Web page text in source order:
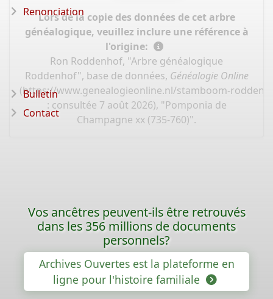
Lors de la copie des données de cet arbre
généalogique, veuillez inclure une référence à
l'origine:
Ron Roddenhof, "Arbre généalogique
Roddenhof", base de données, Généalogie Online
(https://www.genealogieonline.nl/stamboom-
: consultée 7 août 2026), "Pomponia de
Champagne xx (735-760)".
Renonciation
Bulletin
Contact
Vos ancêtres peuvent-ils être retrouvés
dans les 356 millions de documents
personnels?
Archives Ouvertes est la plateforme en
ligne pour l'histoire familiale